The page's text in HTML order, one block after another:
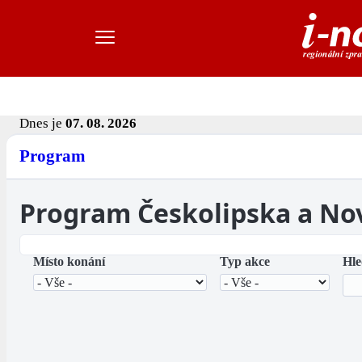
Dnes je 07. 08. 2026
Program
Program Českolipska a
Místo konání Typ akce